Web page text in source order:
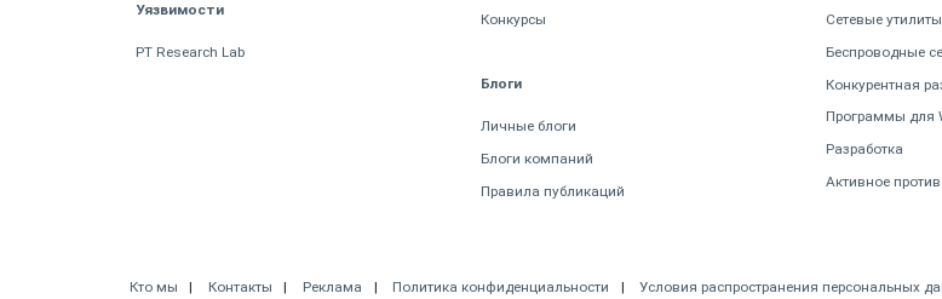
Уязвимости
PT Research Lab
Конкурсы
Блоги
Личные блоги
Блоги компаний
Правила публикаций
Сетевые утилиты
Беспроводные
Конкурентная
Программы для
Разработка
Активное
Кто мы Контакты Реклама Политика конфиденциальности Условия распространения персональных